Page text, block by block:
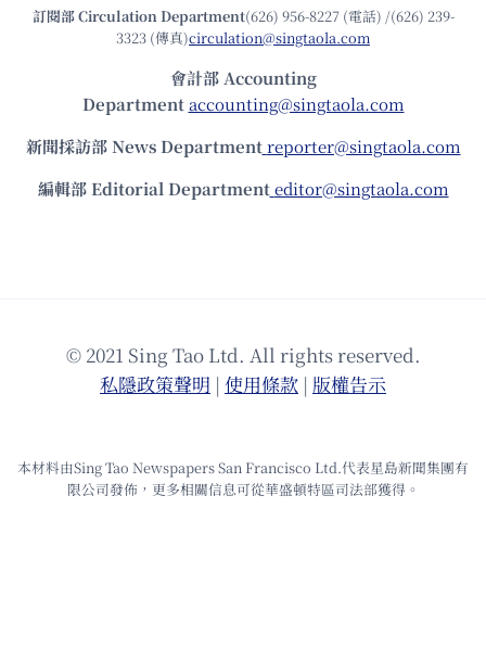
訂閱部 Circulation Department(626) 956-8227 (電話) /(626) 239-
3323 (傳真)circulation@singtaola.com
會計部 Accounting
Department accounting@singtaola.com
新聞採訪部 News Department reporter@singtaola.com
編輯部 Editorial Department editor@singtaola.com
© 2021 Sing Tao Ltd. All rights reserved.
私隱政策聲明 | 使⽤條款 | 版權告⽰
本材料由Sing Tao Newspapers San Francisco Ltd.代表星島新聞集團有
限公司發佈，更多相關信息可從華盛頓特區司法部獲得。